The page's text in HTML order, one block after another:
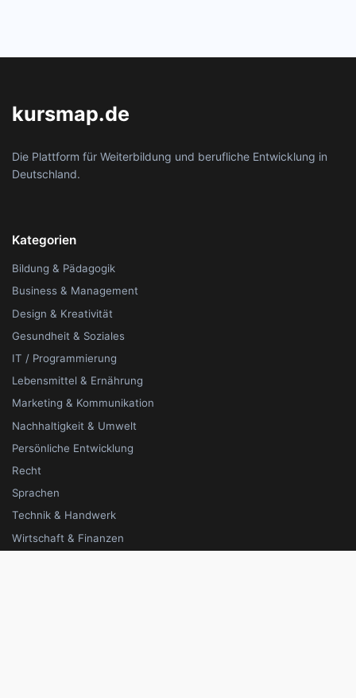
kursmap.de
Die Plattform für Weiterbildung und berufliche Entwicklung in
Deutschland.
Kategorien
Bildung & Pädagogik
Business & Management
Design & Kreativität
Gesundheit & Soziales
IT / Programmierung
Lebensmittel & Ernährung
Marketing & Kommunikation
Nachhaltigkeit & Umwelt
Persönliche Entwicklung
Recht
Sprachen
Technik & Handwerk
Wirtschaft & Finanzen